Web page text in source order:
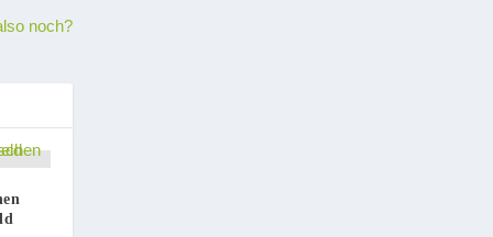
noch?